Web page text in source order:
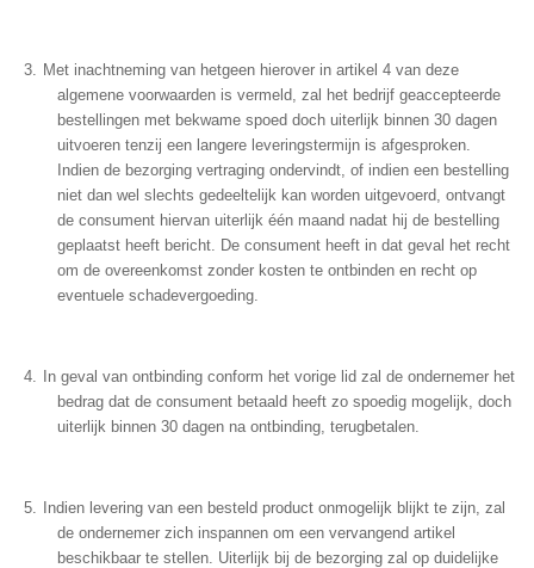
Met inachtneming van hetgeen hierover in artikel 4 van deze
algemene voorwaarden is vermeld, zal het bedrijf geaccepteerde
bestellingen met bekwame spoed doch uiterlijk binnen 30 dagen
uitvoeren tenzij een langere leveringstermijn is afgesproken.
Indien de bezorging vertraging ondervindt, of indien een bestelling
niet dan wel slechts gedeeltelijk kan worden uitgevoerd, ontvangt
de consument hiervan uiterlijk één maand nadat hij de bestelling
geplaatst heeft bericht. De consument heeft in dat geval het recht
om de overeenkomst zonder kosten te ontbinden en recht op
eventuele schadevergoeding.
In geval van ontbinding conform het vorige lid zal de ondernemer het
bedrag dat de consument betaald heeft zo spoedig mogelijk, doch
uiterlijk binnen 30 dagen na ontbinding, terugbetalen.
Indien levering van een besteld product onmogelijk blijkt te zijn, zal
de ondernemer zich inspannen om een vervangend artikel
beschikbaar te stellen. Uiterlijk bij de bezorging zal op duidelijke